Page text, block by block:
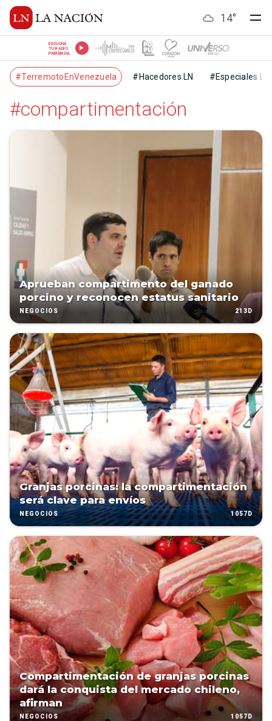
14°
ESCUCHÁ
TU RADIO
PREFERIDA
#TerremotoEnVenezuela #Hacedores LN #Especiales LN
#compartimentación
Aprueban compartimento del ganado
porcino y reconocen estatus sanitario
NEGOCIOS 213D
Granjas porcinas: la compartimentación
será clave para envíos
NEGOCIOS 1057D
Compartimentación de granjas porcinas
dará la conquista del mercado chileno,
afirman
NEGOCIOS 1057D